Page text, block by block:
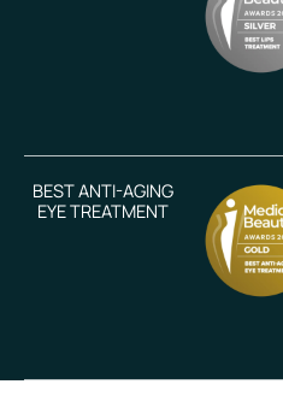
BEST ANTI-AGING
EYE TREATMENT